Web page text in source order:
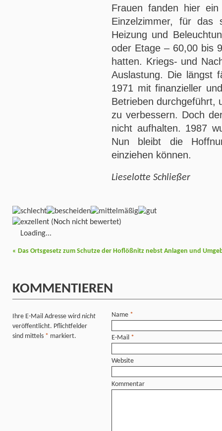
Frauen fanden hier
Einzelzimmer, für das
Heizung und
oder Etage – 60,00 bis
hatten. Kriegs- und
Auslastung. Die längst
1971 mit finanzieller
Betrieben durchgeführt,
zu verbessern. Doch
nicht aufhalten. 1987
Nun bleibt die
einziehen können.
Lieselotte Schließer
(Noch nicht bewertet)
Loading...
« Das Ortsgesetz zum Schutze der Hoflößnitz nebst Anlagen und
KOMMENTIEREN
Ihre E-Mail Adresse wird nicht
veröffentlicht. Pflichtfelder
sind mittels * markiert.
Name *
E-Mail *
Website
Kommentar